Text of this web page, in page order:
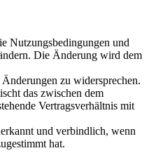
Nutzungsbedingungen und
Die Änderung wird dem
zu widersprechen.
das zwischen dem
Vertragsverhältnis mit
und verbindlich, wenn
hat.